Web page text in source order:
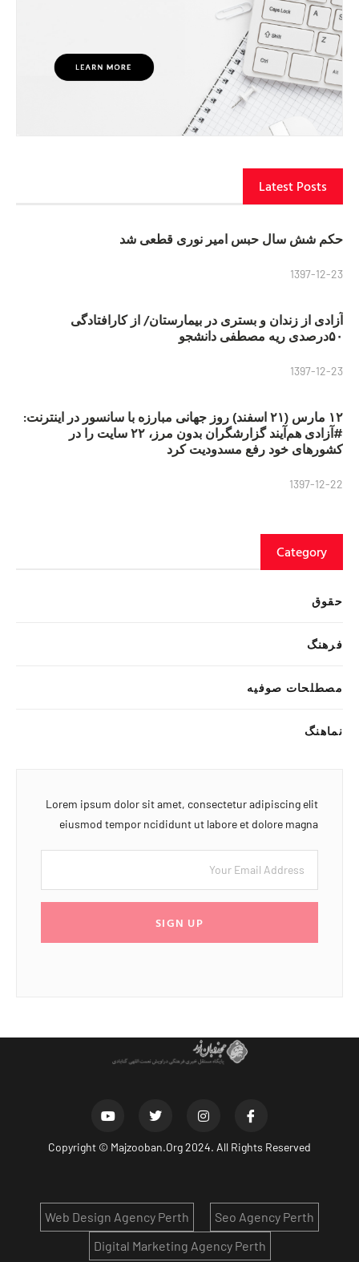
Latest Posts
حکم شش سال حبس امیر نوری قطعی شد
1397-12-23
آزادی از زندان و بستری در بیمارستان/ از کارافتادگی
۵۰درصدی ریه مصطفی دانشجو
1397-12-23
۱۲ مارس (۲۱ اسفند) روز جهانی مبارزه با سانسور در اینترنت:
#آزادی هم‌آیند گزارشگران‌ بدون مرز، ۲۲ سایت را در
کشورهای خود رفع مسدودیت کرد
1397-12-22
Category
حقوق
فرهنگ
مصطلحات صوفیه
نماهنگ
Lorem ipsum dolor sit amet, consectetur adipiscing elit
eiusmod tempor ncididunt ut labore et dolore magna
SIGN UP
Copyright © Majzooban.Org2024. All Rights Reserved
Seo Agency Perth
Web Design Agency Perth
Digital Marketing Agency Perth